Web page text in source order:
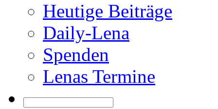
Heutige Beiträge
Daily-Lena
Spenden
Lenas Termine